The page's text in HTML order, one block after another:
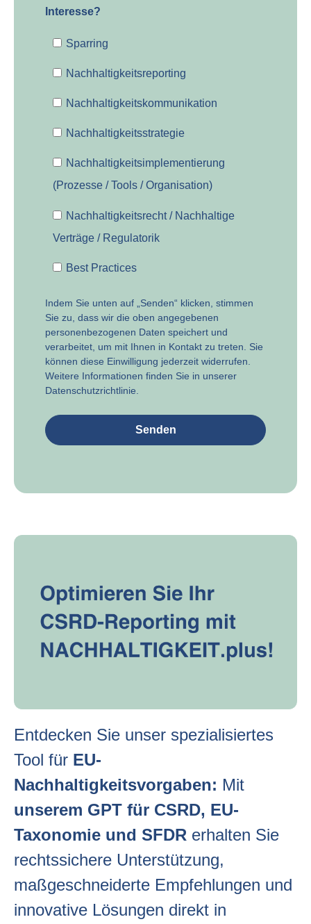
Interesse?
Sparring
Nachhaltigkeitsreporting
Nachhaltigkeitskommunikation
Nachhaltigkeitsstrategie
Nachhaltigkeitsimplementierung
(Prozesse / Tools / Organisation)
Nachhaltigkeitsrecht / Nachhaltige
Verträge / Regulatorik
Best Practices
Indem Sie unten auf „Senden“ klicken, stimmen
Sie zu, dass wir die oben angegebenen
personenbezogenen Daten speichert und
verarbeitet, um mit Ihnen in Kontakt zu treten. Sie
können diese Einwilligung jederzeit widerrufen.
Weitere Informationen finden Sie in unserer
Datenschutzrichtlinie
Entdecken Sie unser spezialisiertes
Tool für EU-
Nachhaltigkeitsvorgaben: Mit
unserem GPT für CSRD, EU-
Taxonomie und SFDR erhalten Sie
rechtssichere Unterstützung,
maßgeschneiderte Empfehlungen und
innovative Lösungen direkt in